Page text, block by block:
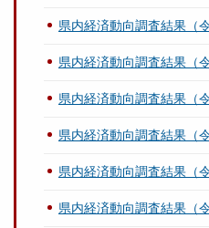
県内経済動向調査結果（
県内経済動向調査結果（
県内経済動向調査結果（
県内経済動向調査結果（
県内経済動向調査結果（
県内経済動向調査結果（